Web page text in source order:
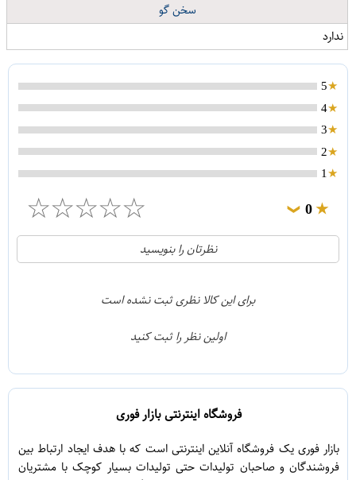
سخن گو
ندارد
5
4
3
2
1
0
❯
☆
☆
☆
☆
☆
0
0
نظرتان را بنویسید
برای این کالا نظری ثبت نشده است
اولین نظر را ثبت کنید
فروشگاه اینترنتی بازار فوری
بازار فوری یک فروشگاه آنلاین اینترنتی است که با هدف ایجاد ارتباط بین
فروشندگان و صاحبان تولیدات حتی تولیدات بسیار کوچک با مشتریان